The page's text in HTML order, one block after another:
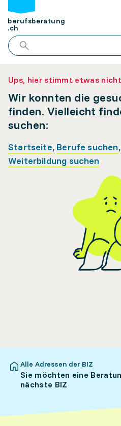
berufsberatung
.ch
Ups, hier stimmt etwas
Wir konnten die
finden. Vielleicht
suchen:
Startseite, Berufe suchen,
Weiterbildung suchen
Alle Adressen der BIZ
Sie möchten eine
nächste BIZ